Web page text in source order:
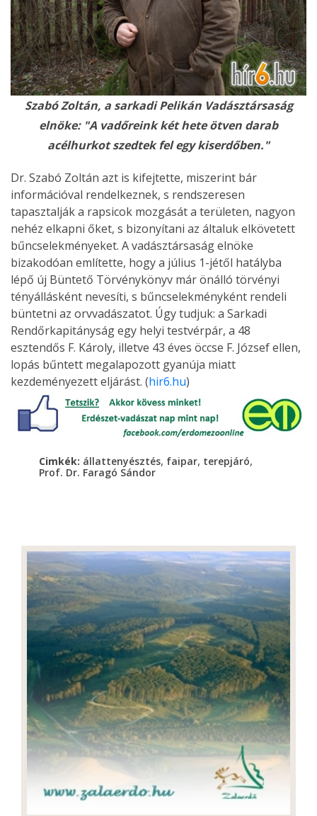
Szabó Zoltán, a sarkadi Pelikán Vadásztársaság
elnöke: "A vadőreink két hete ötven darab
acélhurkot szedtek fel egy kiserdőben."
Dr. Szabó Zoltán azt is kifejtette, miszerint bár
információval rendelkeznek, s rendszeresen
tapasztalják a rapsicok mozgását a területen, nagyon
nehéz elkapni őket, s bizonyítani az általuk elkövetett
bűncselekményeket. A vadásztársaság elnöke
bizakodóan említette, hogy a július 1-jétől hatályba
lépő új Büntető Törvénykönyv már önálló törvényi
tényállásként nevesíti, s bűncselekményként rendeli
büntetni az orvvadászatot. Úgy tudjuk: a Sarkadi
Rendőrkapitányság egy helyi testvérpár, a 48
esztendős F. Károly, illetve 43 éves öccse F. József ellen,
lopás bűntett megalapozott gyanúja miatt
kezdeményezett eljárást. (hir6.hu)
Cimkék: állattenyésztés, faipar, terepjáró,
Prof. Dr. Faragó Sándor